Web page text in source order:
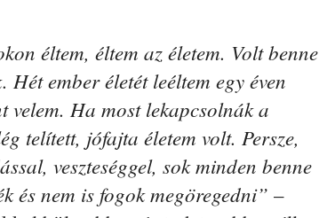
éltem, éltem az életem. Volt benne
ember életét leéltem egy éven
Ha most lekapcsolnák a
telített, jófajta életem volt. Persze,
veszteséggel, sok minden benne
és nem is fogok megöregedni” –